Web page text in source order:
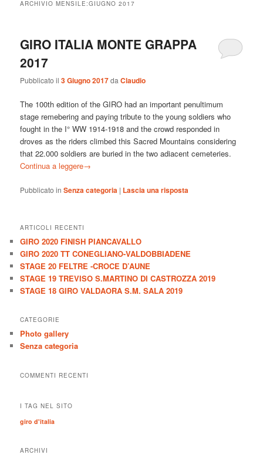
ARCHIVIO MENSILE:GIUGNO 2017
GIRO ITALIA MONTE GRAPPA
2017
Pubblicato il3 Giugno 2017daClaudio
The 100th edition of the GIRO had an important penultimum
stage remebering and paying tribute to the young soldiers who
fought in the I° WW 1914-1918 and the crowd responded in
droves as the riders climbed this Sacred Mountains considering
that 22.000 soldiers are buried in the two adiacent cemeteries.
Continua a leggere→
Pubblicato in Senza categoria | Lascia una risposta
ARTICOLI RECENTI
GIRO 2020 FINISH PIANCAVALLO
GIRO 2020 TT CONEGLIANO-VALDOBBIADENE
STAGE 20 FELTRE -CROCE D’AUNE
STAGE 19 TREVISO S.MARTINO DI CASTROZZA 2019
STAGE 18 GIRO VALDAORA S.M. SALA 2019
CATEGORIE
Photo gallery
Senza categoria
COMMENTI RECENTI
I TAG NEL SITO
giro d'italia
ARCHIVI